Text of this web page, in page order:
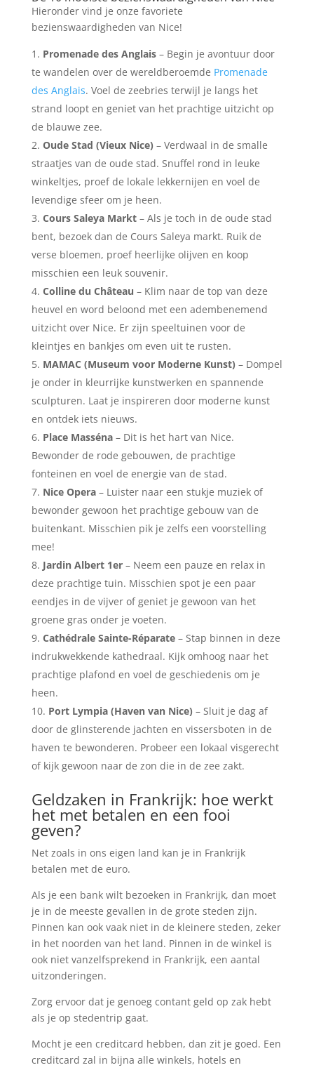
Hieronder vind je onze favoriete
bezienswaardigheden van Nice!
Promenade des Anglais – Begin je avontuur door
te wandelen over de wereldberoemde Promenade
des Anglais. Voel de zeebries terwijl je langs het
strand loopt en geniet van het prachtige uitzicht op
de blauwe zee.
Oude Stad (Vieux Nice) – Verdwaal in de smalle
straatjes van de oude stad. Snuffel rond in leuke
winkeltjes, proef de lokale lekkernijen en voel de
levendige sfeer om je heen.
Cours Saleya Markt– Als je toch in de oude stad
bent, bezoek dan de Cours Saleya markt. Ruik de
verse bloemen, proef heerlijke olijven en koop
misschien een leuk souvenir.
Colline du Château – Klim naar de top van deze
heuvel en word beloond met een adembenemend
uitzicht over Nice. Er zijn speeltuinen voor de
kleintjes en bankjes om even uit te rusten.
MAMAC (Museum voor Moderne Kunst) – Dompel
je onder in kleurrijke kunstwerken en spannende
sculpturen. Laat je inspireren door moderne kunst
en ontdek iets nieuws.
Place Masséna– Dit is het hart van Nice.
Bewonder de rode gebouwen, de prachtige
fonteinen en voel de energie van de stad.
Nice Opera– Luister naar een stukje muziek of
bewonder gewoon het prachtige gebouw van de
buitenkant. Misschien pik je zelfs een voorstelling
mee!
Jardin Albert 1er– Neem een pauze en relax in
deze prachtige tuin. Misschien spot je een paar
eendjes in de vijver of geniet je gewoon van het
groene gras onder je voeten.
Cathédrale Sainte-Réparate– Stap binnen in deze
indrukwekkende kathedraal. Kijk omhoog naar het
prachtige plafond en voel de geschiedenis om je
heen.
Port Lympia (Haven van Nice) – Sluit je dag af
door de glinsterende jachten en vissersboten in de
haven te bewonderen. Probeer een lokaal visgerecht
of kijk gewoon naar de zon die in de zee zakt.
Geldzaken in Frankrijk: hoe werkt
het met betalen en een fooi
geven?
Net zoals in ons eigen land kan je in Frankrijk
betalen met de euro.
Als je een bank wilt bezoeken in Frankrijk, dan moet
je in de meeste gevallen in de grote steden zijn.
Pinnen kan ook vaak niet in de kleinere steden, zeker
in het noorden van het land. Pinnen in de winkel is
ook niet vanzelfsprekend in Frankrijk, een aantal
uitzonderingen.
Zorg ervoor dat je genoeg contant geld op zak hebt
als je op stedentrip gaat.
Mocht je een creditcard hebben, dan zit je goed. Een
creditcard zal in bijna alle winkels, hotels en